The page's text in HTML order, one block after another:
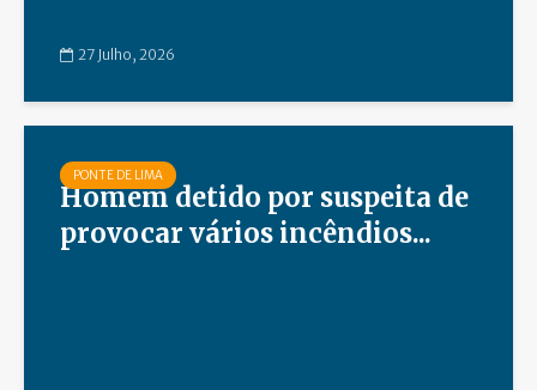
27 Julho, 2026
PONTE DE LIMA
Homem detido por suspeita de
provocar vários incêndios...